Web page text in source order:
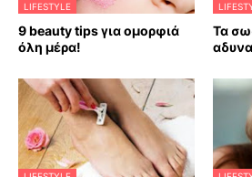
LIFESTYLE
9 beauty tips για ομορφιά
όλη μέρα!
Τα